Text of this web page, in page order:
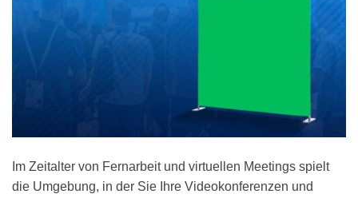
Im Zeitalter von Fernarbeit und virtuellen Meetings spielt
die Umgebung, in der Sie Ihre Videokonferenzen und